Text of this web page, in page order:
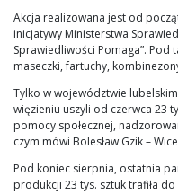
Akcja realizowana jest od
inicjatywy Ministerstwa
Sprawiedliwości Pomaga”. Pod
maseczki, fartuchy,
Tylko w województwie
więzieniu uszyli od czerwca 23
pomocy społecznej,
czym mówi Bolesław Gzik –
Pod koniec sierpnia, ostatnia
produkcji 23 tys. sztuk trafiła